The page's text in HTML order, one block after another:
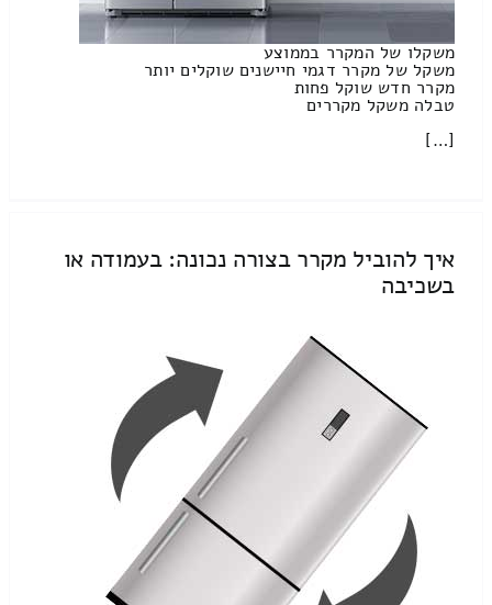
משקלו של המקרר בממוצע
משקל של מקרר דגמי חיישנים שוקלים יותר
מקרר חדש שוקל פחות
טבלה משקל מקררים
[…]
איך להוביל מקרר בצורה נכונה: בעמודה או
בשכיבה